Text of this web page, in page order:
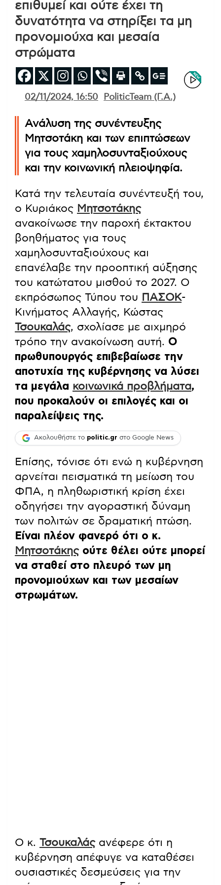
επιθυμεί και ούτε έχει τη
δυνατότητα να στηρίξει τα μη
προνομιούχα και μεσαία
στρώματα
02/11/2024, 16:50 PoliticTeam (Γ.Α.)
Ανάλυση της συνέντευξης
Μητσοτάκη και των επιπτώσεων
για τους χαμηλοσυνταξιούχους
και την κοινωνική πλειοψηφία.
Κατά την τελευταία συνέντευξή του,
ο Κυριάκος Μητσοτάκης
ανακοίνωσε την παροχή έκτακτου
βοηθήματος για τους
χαμηλοσυνταξιούχους και
επανέλαβε την προοπτική αύξησης
του κατώτατου μισθού το 2027. Ο
εκπρόσωπος Τύπου του ΠΑΣΟΚ-
Κινήματος Αλλαγής, Κώστας
Τσουκαλάς, σχολίασε με αιχμηρό
τρόπο την ανακοίνωση αυτή. Ο
πρωθυπουργός επιβεβαίωσε την
αποτυχία της κυβέρνησης να λύσει
τα μεγάλα κοινωνικά προβλήματα,
που προκαλούν οι επιλογές και οι
παραλείψεις της.
Ακολουθήστε το politic.gr στο Google News
Επίσης, τόνισε ότι ενώ η κυβέρνηση
αρνείται πεισματικά τη μείωση του
ΦΠΑ, η πληθωριστική κρίση έχει
οδηγήσει την αγοραστική δύναμη
των πολιτών σε δραματική πτώση.
Είναι πλέον φανερό ότι ο κ.
Μητσοτάκηςούτε θέλει ούτε μπορεί
να σταθεί στο πλευρό των μη
προνομιούχων και των μεσαίων
στρωμάτων.
Ο κ. Τσουκαλάςανέφερε ότι η
κυβέρνηση απέφυγε να καταθέσει
ουσιαστικές δεσμεύσεις για την